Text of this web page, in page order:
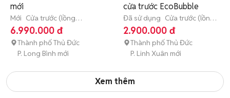
mới
Mới Cửa trước (lồng
ngang) 9 - 9.9 kg
6.990.000 đ
Thành phố Thủ Đức
P. Long Bình mới
cửa trước EcoBubble
Đã sử dụng Cửa trước (lồng
ngang) 8 - 8.9 kg
2.900.000 đ
Thành phố Thủ Đức
P. Linh Xuân mới
Xem thêm